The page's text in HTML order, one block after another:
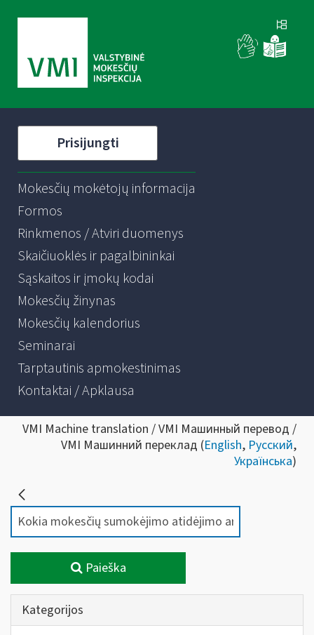
Prisijungti
Mokesčių mokėtojų informacija
Formos
Rinkmenos / Atviri duomenys
Skaičiuoklės ir pagalbininkai
Sąskaitos ir įmokų kodai
Mokesčių žinynas
Mokesčių kalendorius
Seminarai
Tarptautinis apmokestinimas
Kontaktai / Apklausa
VMI Machine translation / VMI Машинный перевод /
VMI Машинний переклад (English, Русский,
Українська)
Paieška
Kategorijos